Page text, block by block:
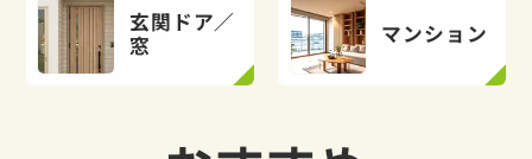
玄関ドア／
窓
マンション